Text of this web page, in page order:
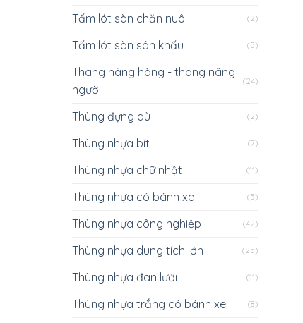
Tấm lót sàn chăn nuôi (2)
Tấm lót sàn sân khấu (5)
Thang nâng hàng - thang nâng
người
(24)
Thùng đựng dù (2)
Thùng nhựa bít (7)
Thùng nhựa chữ nhật (11)
Thùng nhựa có bánh xe (5)
Thùng nhựa công nghiệp (42)
Thùng nhựa dung tích lớn (25)
Thùng nhựa đan lưới (11)
Thùng nhựa trắng có bánh xe (8)